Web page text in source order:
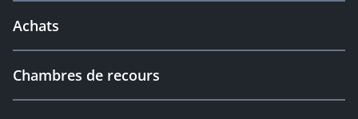
Achats
Chambres de recours